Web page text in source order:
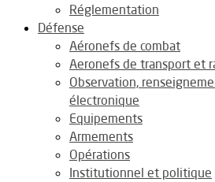
Réglementation
Défense
Aéronefs de combat
Aeronefs de transport et
Observation,
électronique
Equipements
Armements
Opérations
Institutionnel et politique